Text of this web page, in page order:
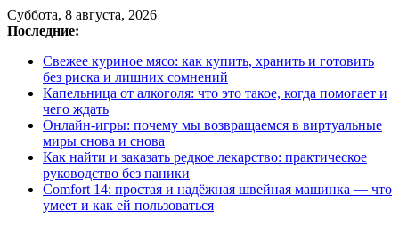
Суббота, 8 августа, 2026
Последние:
Свежее куриное мясо: как купить, хранить и готовить
без риска и лишних сомнений
Капельница от алкоголя: что это такое, когда помогает и
чего ждать
Онлайн-игры: почему мы возвращаемся в виртуальные
миры снова и снова
Как найти и заказать редкое лекарство: практическое
руководство без паники
Comfort 14: простая и надёжная швейная машинка — что
умеет и как ей пользоваться